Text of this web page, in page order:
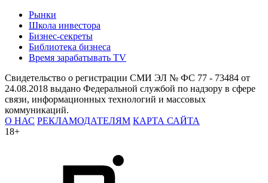
Рынки
Школа инвестора
Бизнес-секреты
Библиотека бизнеса
Время зарабатывать TV
Свидетельство о регистрации СМИ ЭЛ № ФС 77 - 73484 от
24.08.2018 выдано Федеральной службой по надзору в сфере
связи, информационных технологий и массовых
коммуникаций.
О НАС РЕКЛАМОДАТЕЛЯМ КАРТА САЙТА
18+